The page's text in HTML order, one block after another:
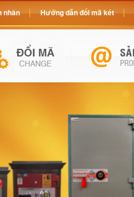
nhân Hướng dẫn đổi mã két